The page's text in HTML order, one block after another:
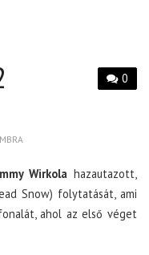
0
Wirkola hazautazott,
Snow) folytatását, ami
ahol az első véget